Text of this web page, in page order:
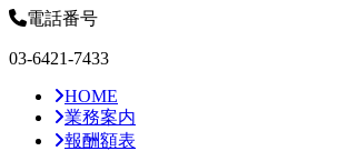
電話番号
03-6421-7433
HOME
業務案内
報酬額表